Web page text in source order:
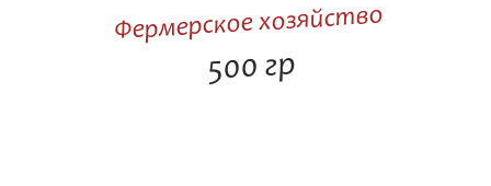
Фермерское хозяйство
500 гр